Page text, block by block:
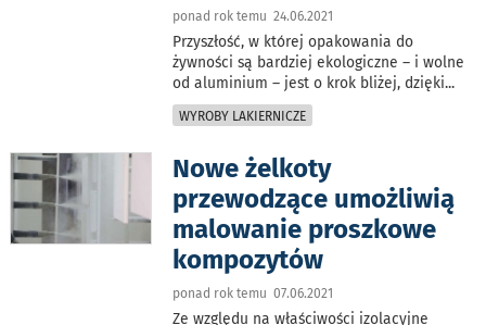
ponad rok temu 24.06.2021
Przyszłość, w której opakowania do
żywności są bardziej ekologiczne – i wolne
od aluminium – jest o krok bliżej, dzięki...
WYROBY LAKIERNICZE
Nowe żelkoty
przewodzące umożliwią
malowanie proszkowe
kompozytów
ponad rok temu 07.06.2021
Ze względu na właściwości izolacyjne